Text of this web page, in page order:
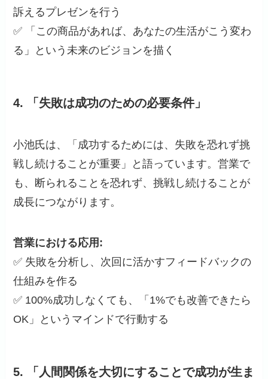
訴えるプレゼンを行う
✅ 「この商品があれば、あなたの生活がこう変わ
る」という未来のビジョンを描く
4. 「失敗は成功のための必要条件」
小池氏は、「成功するためには、失敗を恐れず挑
戦し続けることが重要」と語っています。営業で
も、断られることを恐れず、挑戦し続けることが
成長につながります。
営業における応用:
✅ 失敗を分析し、次回に活かすフィードバックの
仕組みを作る
✅ 100%成功しなくても、「1%でも改善できたら
OK」というマインドで行動する
5.
「人間関係を大切にすることで成功が生ま